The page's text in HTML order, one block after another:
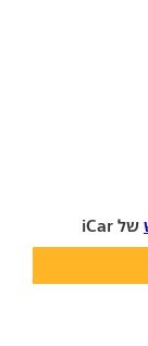
של iCar